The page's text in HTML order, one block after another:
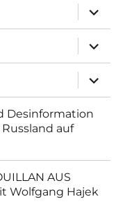
anzeigen
anzeigen
anzeigen
Desinformation
auf
AUS
Wolfgang Hajek